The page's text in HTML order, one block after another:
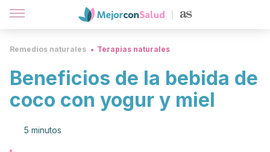
Remedios naturales Terapias naturales
Beneficios de la bebida de
coco con yogur y miel
5 minutos